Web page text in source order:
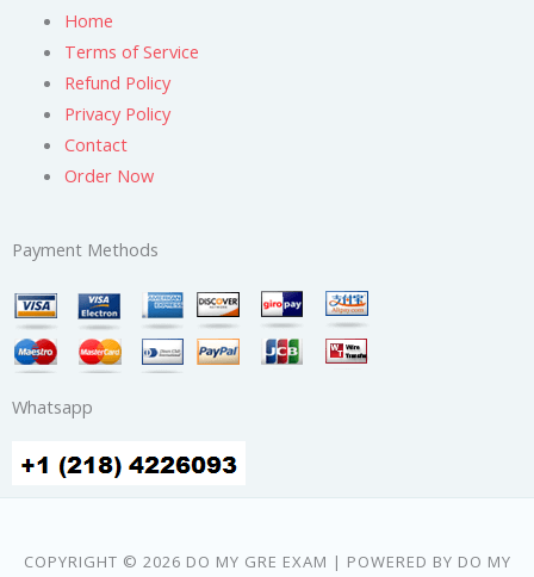
Home
Terms of Service
Refund Policy
Privacy Policy
Contact
Order Now
Payment Methods
Whatsapp
COPYRIGHT © 2026 DO MY GRE EXAM | POWERED BY DO MY